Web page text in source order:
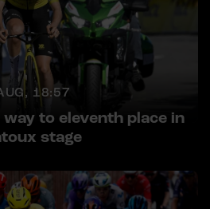
18:57
to eleventh place in
stage